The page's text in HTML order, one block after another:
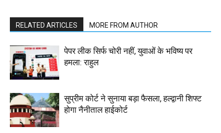
RELATED ARTICLES MORE FROM AUTHOR
पेपर लीक सिर्फ चोरी नहीं, युवाओं के भविष्य पर
हमला: राहुल
सुप्रीम कोर्ट ने सुनाया बड़ा फैसला, हल्द्वानी शिफ्ट
होगा नैनीताल हाईकोर्ट